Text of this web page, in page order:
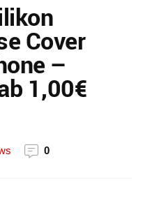
Cover
–
1,00€
0